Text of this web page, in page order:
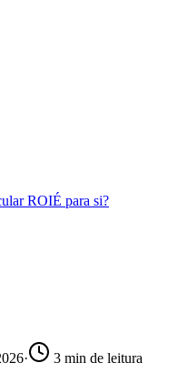
ROIÉ para si?
· 3 min de leitura